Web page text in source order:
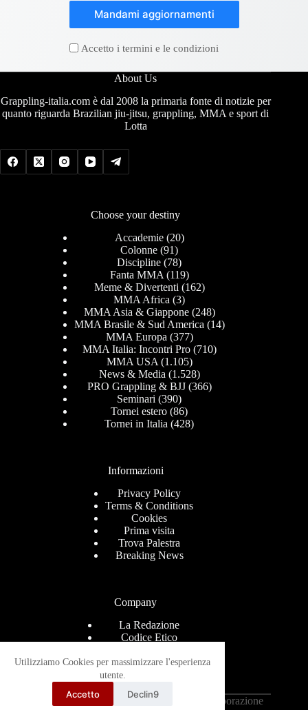
Utilizziamo Cookies per massimizzare l'esperienza
utente.
Accetto Declin9
Mandami aggiornamenti
Accetto i termini e le condizioni
About Us
Grappling-italia.com è dal 2008 la primaria fonte di notizie per
quanto riguarda Brazilian jiu-jitsu, grappling, MMA e sport di
Lotta
Choose your destiny
Accademie(20)
Colonne (91)
Discipline (78)
Fanta MMA (119)
Meme & Divertenti (162)
MMA Africa (3)
MMA Asia & Giappone(248)
MMA Brasile & Sud America (14)
MMA Europa (377)
MMA Italia: Incontri Pro(710)
MMA USA (1.105)
News & Media (1.528)
PRO Grappling & BJJ(366)
Seminari (390)
Tornei estero (86)
Tornei in Italia (428)
Informazioni
Privacy Policy
Terms & Conditions
Cookies
Prima visita
Trova Palestra
Breaking News
Company
La Redazione
Codice Etico
Help Center
Ricevi le news via mail
Copyright © 2026 - Grappling-Italia.com in collaborazione